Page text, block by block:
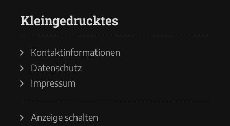
Kleingedrucktes
Kontaktinformationen
Datenschutz
Impressum
Anzeige schalten